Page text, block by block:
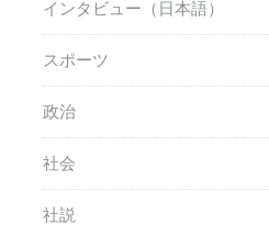
インタビュー（日本語）
スポーツ
政治
社会
社説